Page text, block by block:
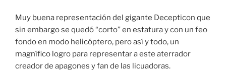
Muy buena representación del gigante Decepticon que
sin embargo se quedó “corto” en estatura y con un feo
fondo en modo helicóptero, pero así y todo, un
magnífico logro para representar a este aterrador
creador de apagones y fan de las licuadoras.